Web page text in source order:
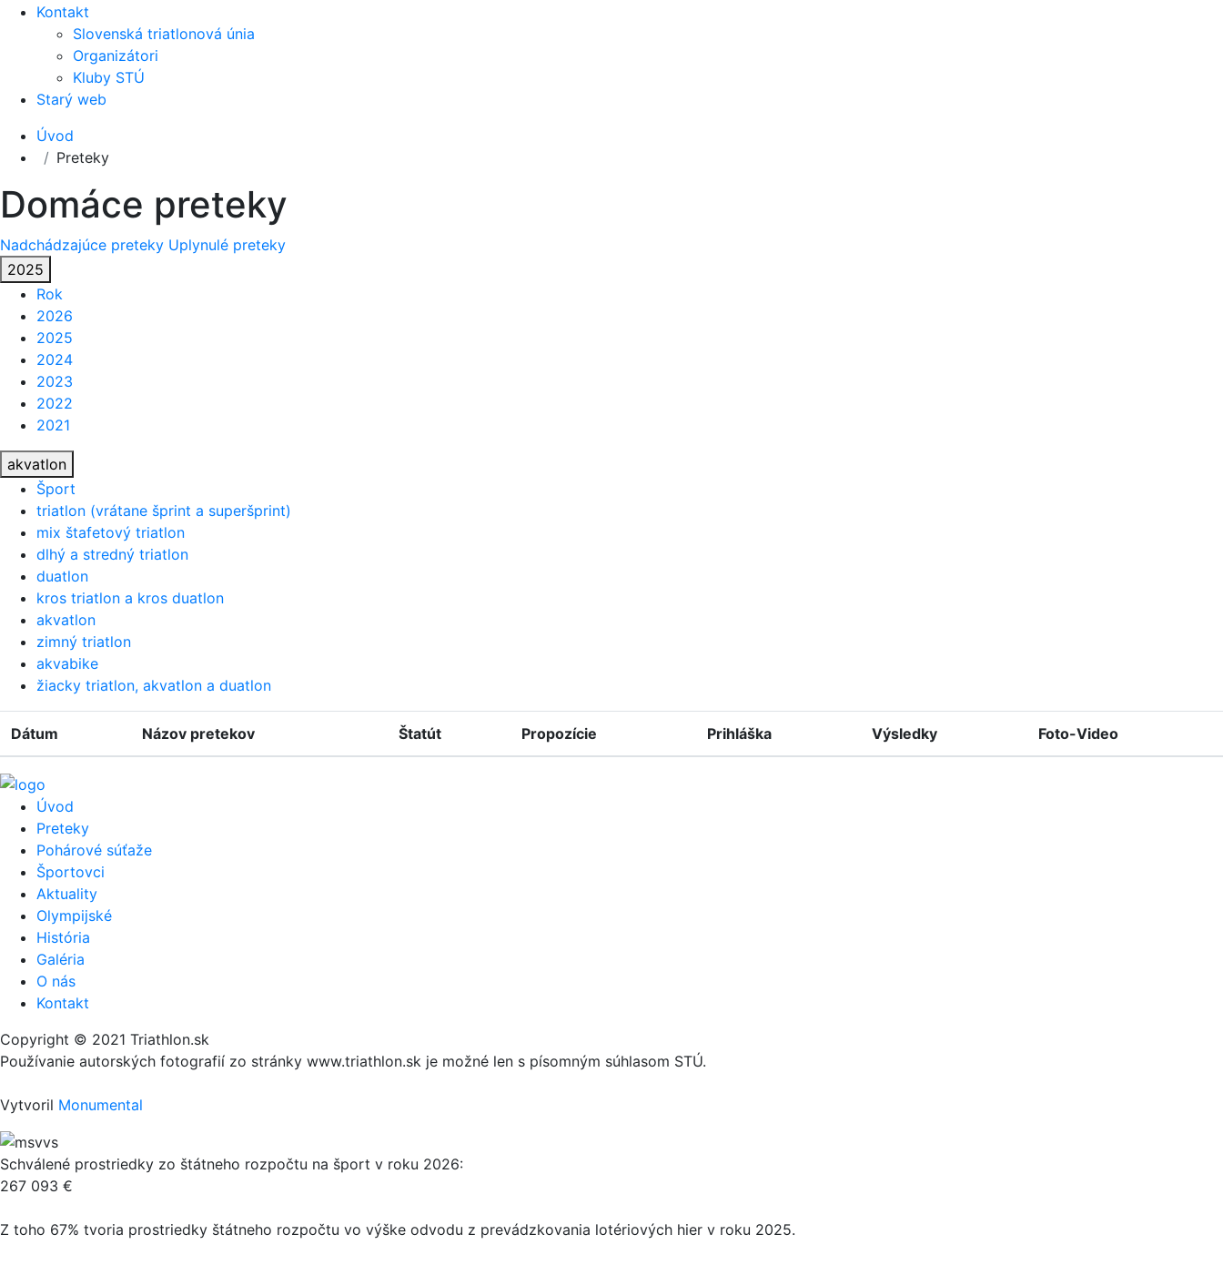
Kontakt
Slovenská triatlonová únia
Organizátori
Kluby STÚ
Starý web
Úvod
Preteky
Domáce preteky
Nadchádzajúce preteky Uplynulé preteky
2025
Rok
2026
2025
2024
2023
2022
2021
akvatlon
Šport
triatlon (vrátane šprint a superšprint)
mix štafetový triatlon
dlhý a stredný triatlon
duatlon
kros triatlon a kros duatlon
akvatlon
zimný triatlon
akvabike
žiacky triatlon, akvatlon a duatlon
Dátum Názov pretekov Štatút Propozície Prihláška Výsledky Foto-Video
Úvod
Preteky
Pohárové súťaže
Športovci
Aktuality
Olympijské
História
Galéria
O nás
Kontakt
Copyright © 2021 Triathlon.sk
Používanie autorských fotografií zo stránky www.triathlon.sk je možné len s písomným súhlasom STÚ.
Vytvoril Monumental
Schválené prostriedky zo štátneho rozpočtu na šport v roku 2026:
267 093 €
Z toho 67% tvoria prostriedky štátneho rozpočtu vo výške odvodu z prevádzkovania lotériových hier v roku 2025.